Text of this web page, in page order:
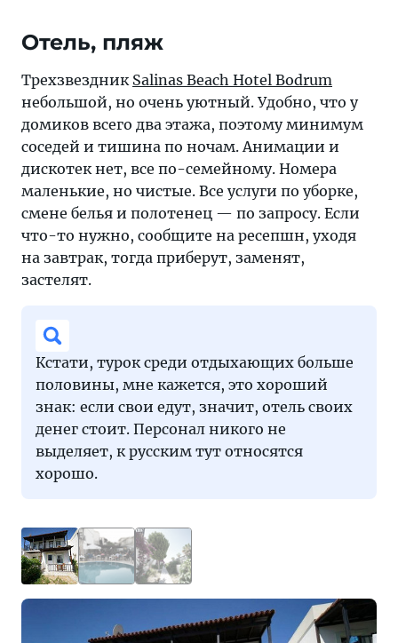
лет.
Бодрум
Отель, пляж
Трехзвездник Salinas Beach Hotel Bodrum
небольшой, но очень уютный. Удобно, что у
домиков всего два этажа, поэтому минимум
соседей и тишина по ночам. Анимации и
дискотек нет, все по-семейному. Номера
маленькие, но чистые. Все услуги по уборке,
смене белья и полотенец — по запросу. Если
что-то нужно, сообщите на ресепшн, уходя
на завтрак, тогда приберут, заменят,
застелят.
Кстати, турок среди отдыхающих больше
половины, мне кажется, это хороший
знак: если свои едут, значит, отель своих
денег стоит. Персонал никого не
выделяет, к русским тут относятся
хорошо.